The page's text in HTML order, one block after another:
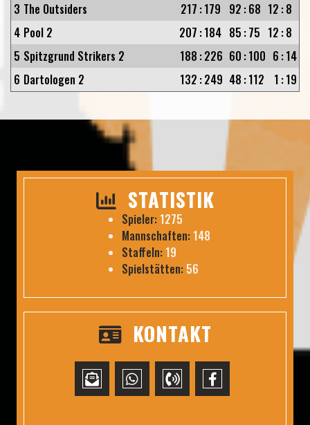
3 The Outsiders 217 :179 92 :68 12 :8
4 Pool 2 207 :184 85 :75 12 :8
5 Spitzgrund Strikers 2 188 :226 60 :100 6 :14
6 Dartologen 2 132 :249 48 :112 1 :19
STATISTIK
Spieler: 1275
Mannschaften: 148
Staffeln: 19
Spielstätten: 56
KONTAKT